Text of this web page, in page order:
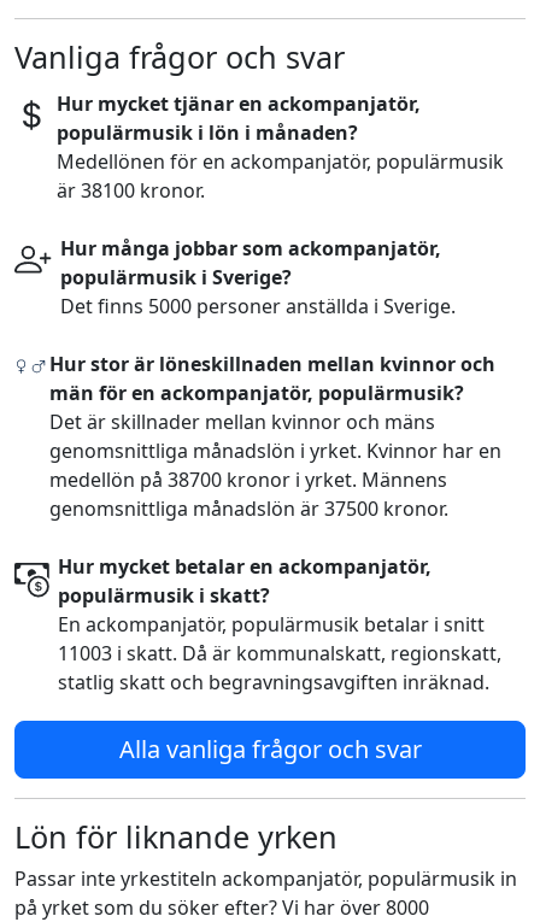
Vanliga frågor och svar
Hur mycket tjänar en ackompanjatör,
populärmusik i lön i månaden?
Medellönen för en ackompanjatör, populärmusik
är 38100 kronor.
Hur många jobbar som ackompanjatör,
populärmusik i Sverige?
Det finns 5000 personer anställda i Sverige.
Hur stor är löneskillnaden mellan kvinnor och
män för en ackompanjatör, populärmusik?
Det är skillnader mellan kvinnor och mäns
genomsnittliga månadslön i yrket. Kvinnor har en
medellön på 38700 kronor i yrket. Männens
genomsnittliga månadslön är 37500 kronor.
Hur mycket betalar en ackompanjatör,
populärmusik i skatt?
En ackompanjatör, populärmusik betalar i snitt
11003 i skatt. Då är kommunalskatt, regionskatt,
statlig skatt och begravningsavgiften inräknad.
Alla vanliga frågor och svar
Lön för liknande yrken
Passar inte yrkestiteln ackompanjatör, populärmusik in
på yrket som du söker efter? Vi har över 8000